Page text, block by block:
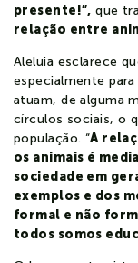
presente!”, que
relação entre
Aleluia esclarece
especialmente
atuam, de alguma
círculos sociais, o
população. “A
os animais é
sociedade em
exemplos e dos
formal e não
todos somos